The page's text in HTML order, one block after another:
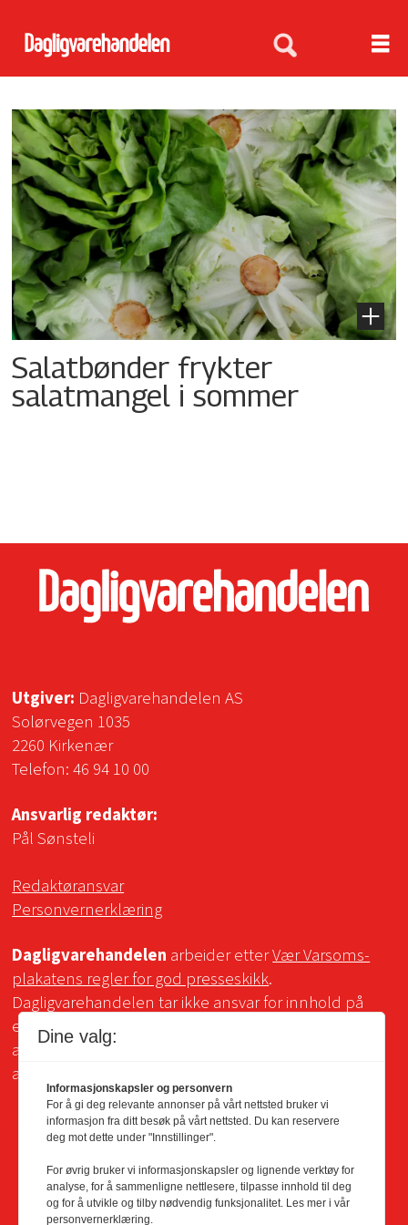
Tag:
salatproduksjon
Salatbønder frykter
salatmangel i sommer
Utgiver: Dagligvarehandelen AS
Solørvegen 1035
2260 Kirkenær
Telefon:46 94 10 00
Ansvarlig redaktør:
Pål Sønsteli
Redaktøransvar
Personvernerklæring
Dagligvarehandelen arbeider etterVær Varsoms-
plakatens regler for god presseskikk.
Dagligvarehandelen tar ikke ansvar for innhold på
eksterne sider som det lenkes til. Kopiering for bruk
av Dagligvarehandelens materiale er ikke tillatt uten
avtale.
Dine valg:
Informasjonskapsler og personvern
For å gi deg relevante annonser på vårt nettsted bruker vi
informasjon fra ditt besøk på vårt nettsted. Du kan reservere
deg mot dette under "Innstillinger".
For øvrig bruker vi informasjonskapsler og lignende verktøy for
analyse, for å sammenligne nettlesere, tilpasse innhold til deg
og for å utvikle og tilby nødvendig funksjonalitet. Les mer i vår
personvernerklæring.